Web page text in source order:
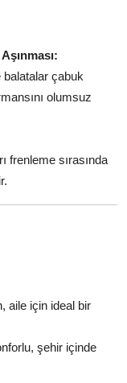
balatalar çabuk
olumsuz
frenleme sırasında
aile için ideal bir
şehir içinde